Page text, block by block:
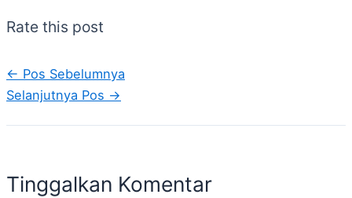
Rate this post
← Pos Sebelumnya
Selanjutnya Pos →
Tinggalkan Komentar